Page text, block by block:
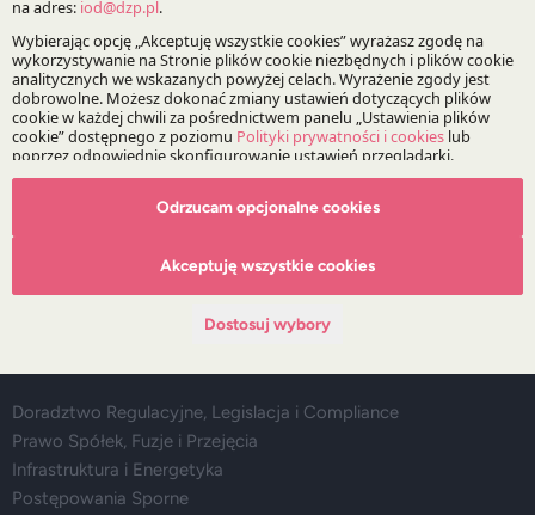
O Kancelarii
O DZP
Doradztwo Regulacyjne, Legislacja i Compliance
Prawo Spółek, Fuzje i Przejęcia
Infrastruktura i Energetyka
Postępowania Sporne
Odrzucam opcjonalne cookies
Akceptuję wszystkie cookies
Dostosuj wybory